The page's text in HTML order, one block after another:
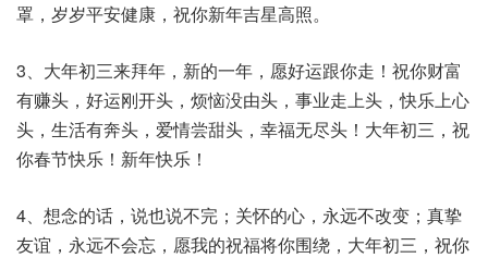
罩，岁岁平安健康，祝你新年吉星高照。
3、大年初三来拜年，新的一年，愿好运跟你走！祝你财富
有赚头，好运刚开头，烦恼没由头，事业走上头，快乐上心
头，生活有奔头，爱情尝甜头，幸福无尽头！大年初三，祝
你春节快乐！新年快乐！
4、想念的话，说也说不完；关怀的心，永远不改变；真挚
友谊，永远不会忘，愿我的祝福将你围绕，大年初三，祝你